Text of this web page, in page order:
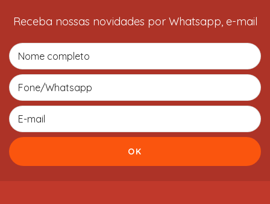
Receba nossas novidades por Whatsapp, e-mail